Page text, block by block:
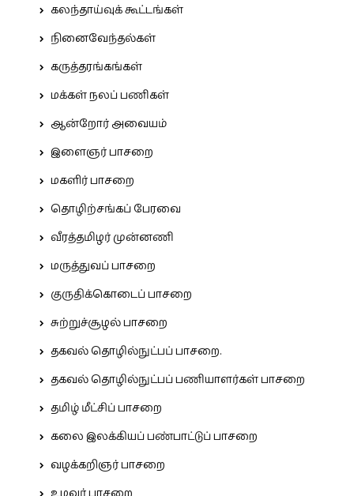
கலந்தாய்வுக் கூட்டங்கள்
நினைவேந்தல்கள்
கருத்தரங்கங்கள்
மக்கள் நலப் பணிகள்
ஆன்றோர் அவையம்
இளைஞர் பாசறை
மகளிர் பாசறை
தொழிற்சங்கப் பேரவை
வீரத்தமிழர் முன்னணி
மருத்துவப் பாசறை
குருதிக்கொடைப் பாசறை
சுற்றுச்சூழல் பாசறை
தகவல் தொழில்நுட்பப் பாசறை.
தகவல் தொழில்நுட்பப் பணியாளர்கள் பாசறை
தமிழ் மீட்சிப் பாசறை
கலை இலக்கியப் பண்பாட்டுப் பாசறை
வழக்கறிஞர் பாசறை